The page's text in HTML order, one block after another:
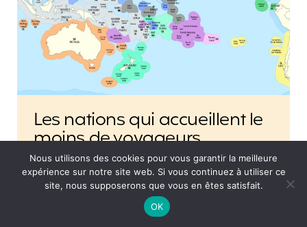
Les nations qui accueillent le
moins de voyageurs
internationaux
On s’intéresse aujourd’hui aux pays les moins
touristiques du monde. Sans surprise, les îles-
nations situées en plein océan Pacifique figurent
dans le haut du classement. Elles ont la double
Nous utilisons des cookies pour vous garantir la meilleure
expérience sur notre site web. Si vous continuez à utiliser ce
site, nous supposerons que vous en êtes satisfait.
OK